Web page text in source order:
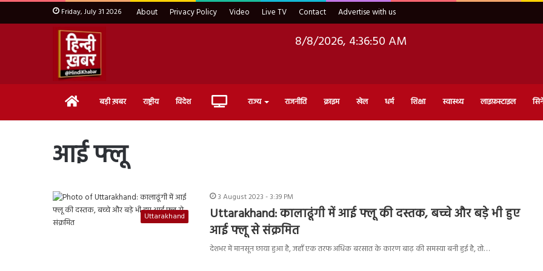
Friday, July 31 2026 About Privacy Policy Video Live TV Contact Advertise with us
8/8/2026, 4:36:51 AM
Home बड़ी ख़बर राष्ट्रीय विदेश Live राज्य राजनीति क्राइम खेल धर्म शिक्षा स्वास्थ्य लाइफ़स्टाइल
आई फ्लू
Uttarakhand
3 August 2023 - 3:39 PM
Uttarakhand: कालाढूंगी में आई फ्लू की दस्तक, बच्चे और बड़े भी हुए
आई फ्लू से संक्रमित
देशभर में मानसून छाया हुआ है, जहाँ एक तरफ अधिक बरसात के कारण बाढ़ की समस्या बनी हुई है, तो…